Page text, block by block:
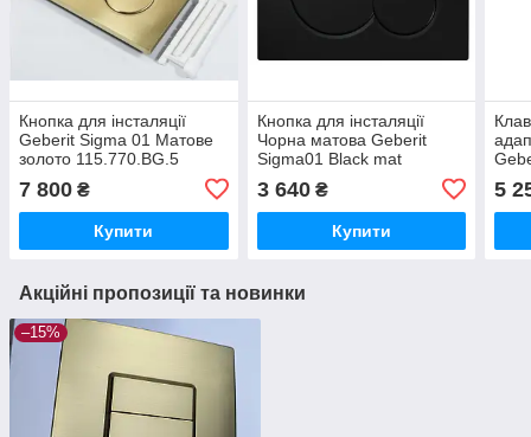
Кнопка для інсталяції
Geberit Sigma 01 Матове
золото 115.770.BG.5
7 800 ₴
Купити
Кнопка для інсталяції
Чорна матова Geberit
Sigma01 Black mat
3 640₴
Купити
5
Акційні пропозиції та новинки
–15%